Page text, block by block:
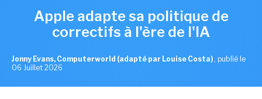
Apple adapte sa politique de
correctifs à l'ère de l'IA
Jonny Evans, Computerworld (adapté par Louise Costa) , publié le
06 Juillet 2026